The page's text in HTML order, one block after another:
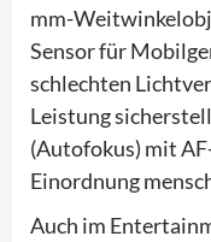
mm-
Sensor für
schlechten
Leistung
(Autofokus) mit
Einordnung
Auch im